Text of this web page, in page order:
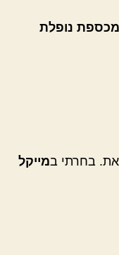
נופלת
בחרתי במייקל